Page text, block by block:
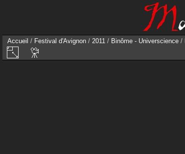
Accueil / Festival d'Avignon / 2011 / Binôme - Universcience /